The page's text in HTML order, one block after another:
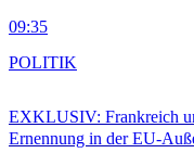
09:35
EXKLUSIV: Frankreich
Ernennung in der EU-
POLITIK